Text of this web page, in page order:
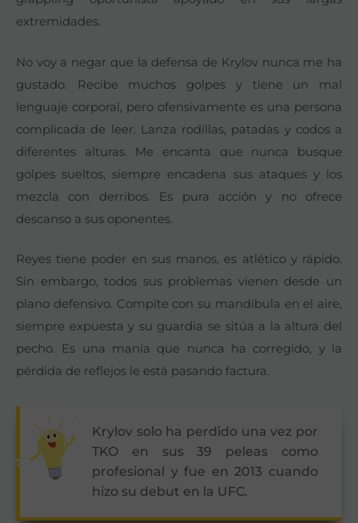
extremidades.
No voy a negar que la defensa de Krylov nunca me ha
gustado. Recibe muchos golpes y tiene un mal
lenguaje corporal, pero ofensivamente es una persona
complicada de leer. Lanza rodillas, patadas y codos a
diferentes alturas. Me encanta que nunca busque
golpes sueltos, siempre encadena sus ataques y los
mezcla con derribos. Es pura acción y no ofrece
descanso a sus oponentes.
Reyes tiene poder en sus manos, es atlético y rápido.
Sin embargo, todos sus problemas vienen desde un
plano defensivo. Compite con su mandíbula en el aire,
siempre expuesta y su guardia se sitúa a la altura del
pecho. Es una manía que nunca ha corregido, y la
pérdida de reflejos le está pasando factura.
Krylov solo ha perdido una vez por
TKO en sus 39 peleas como
profesional y fue en 2013 cuando
hizo su debut en la UFC.